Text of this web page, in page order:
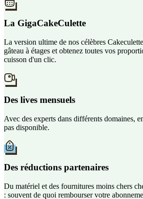
La GigaCakeCulette
La version ultime de nos célèbres
gâteau à étages et obtenez toutes vos
cuisson d'un clic.
Des lives mensuels
Avec des experts dans différents domaines,
pas disponible.
Des réductions partenaires
Du matériel et des fournitures moins chers
: souvent de quoi rembourser votre